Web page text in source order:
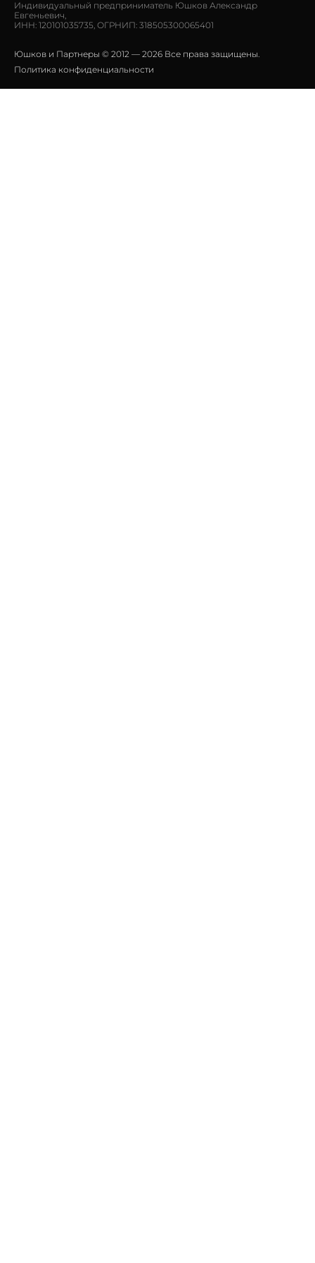
Индивидуальный предприниматель Юшков Александр
Евгеньевич,
ИНН: 120101035735, ОГРНИП: 318505300065401
Юшков и Партнеры © 2012 — 2026 Все права защищены.
Политика конфиденциальности